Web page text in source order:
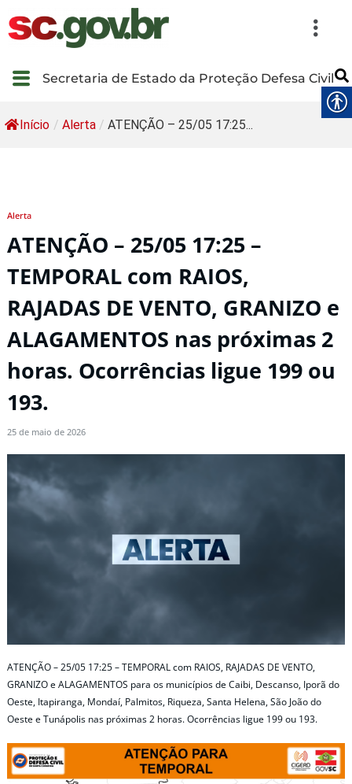
Secretaria de Estado da Proteção Defesa Civil
Início / Alerta / ATENÇÃO – 25/05 17:25...
Alerta
ATENÇÃO – 25/05 17:25 –
TEMPORAL com RAIOS,
RAJADAS DE VENTO, GRANIZO e
ALAGAMENTOS nas próximas 2
horas. Ocorrências ligue 199 ou
193.
25 de maio de 2026
ATENÇÃO – 25/05 17:25 – TEMPORAL com RAIOS, RAJADAS DE VENTO,
GRANIZO e ALAGAMENTOS para os municípios de Caibi, Descanso, Iporã do
Oeste, Itapiranga, Mondaí, Palmitos, Riqueza, Santa Helena, São João do
Oeste e Tunápolis nas próximas 2 horas. Ocorrências ligue 199 ou 193.